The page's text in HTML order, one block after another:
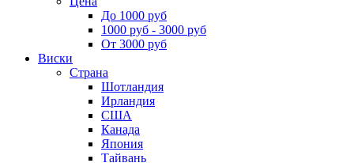
До 1000 руб
1000 руб - 3000 руб
От 3000 руб
Виски
Страна
Шотландия
Ирландия
США
Канада
Япония
Тайвань